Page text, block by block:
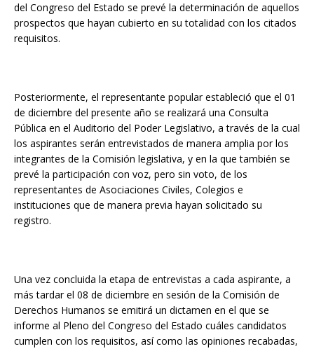
del Congreso del Estado se prevé la determinación de aquellos
prospectos que hayan cubierto en su totalidad con los citados
requisitos.
Posteriormente, el representante popular estableció que el 01
de diciembre del presente año se realizará una Consulta
Pública en el Auditorio del Poder Legislativo, a través de la cual
los aspirantes serán entrevistados de manera amplia por los
integrantes de la Comisión legislativa, y en la que también se
prevé la participación con voz, pero sin voto, de los
representantes de Asociaciones Civiles, Colegios e
instituciones que de manera previa hayan solicitado su
registro.
Una vez concluida la etapa de entrevistas a cada aspirante, a
más tardar el 08 de diciembre en sesión de la Comisión de
Derechos Humanos se emitirá un dictamen en el que se
informe al Pleno del Congreso del Estado cuáles candidatos
cumplen con los requisitos, así como las opiniones recabadas,